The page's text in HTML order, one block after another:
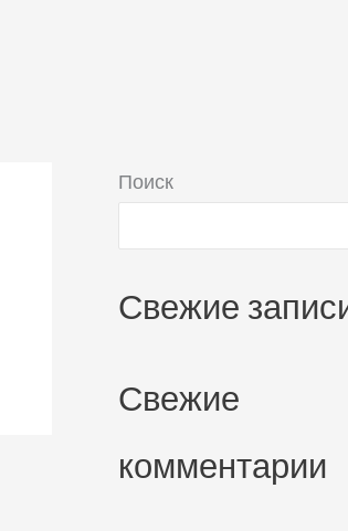
Поиск
Свежие
Свежие
комментарии